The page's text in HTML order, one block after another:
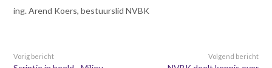
ing. Arend Koers, bestuurslid NVBK
Vorig bericht Volgend bericht